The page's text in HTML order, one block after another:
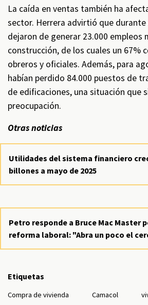
La caída en ventas también ha
sector. Herrera advirtió que durante
dejaron de generar 23.000 empleos
construcción, de los cuales un 67%
obreros y oficiales. Además, para
habían perdido 84.000 puestos de
de edificaciones, una situación que
preocupación.
Otras noticias
Utilidades del sistema financiero
billones a mayo de 2025
Petro responde a Bruce Mac Master
reforma laboral: "Abra un poco el
Etiquetas
Compra de vivienda Camacol